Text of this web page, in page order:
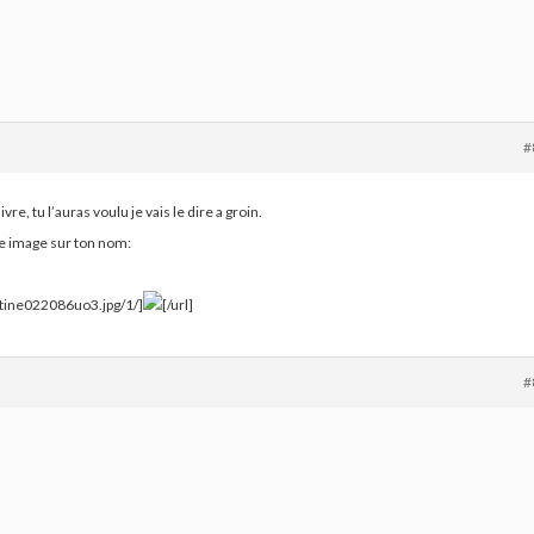
tu l’auras voulu je vais le dire a groin.
image sur ton nom:
1/] [/url]